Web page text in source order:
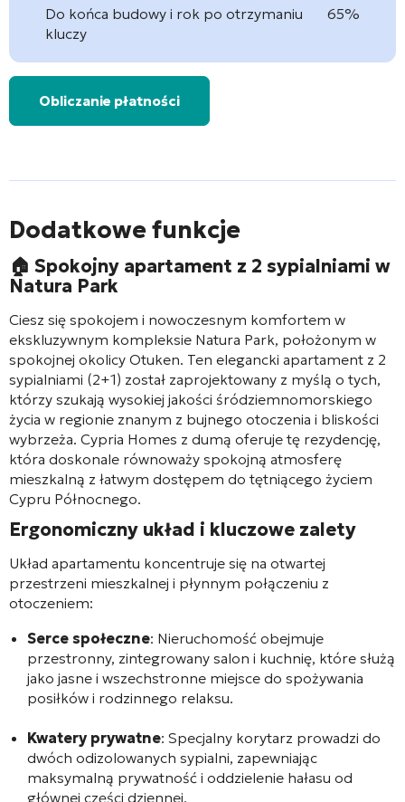
Do końca budowy i rok po otrzymaniu
kluczy
65%
Obliczanie płatności
Dodatkowe funkcje
🏠 Spokojny apartament z 2 sypialniami w
Natura Park
Ciesz się spokojem i nowoczesnym komfortem w
ekskluzywnym kompleksie Natura Park, położonym w
spokojnej okolicy Otuken. Ten elegancki apartament z 2
sypialniami (2+1) został zaprojektowany z myślą o tych,
którzy szukają wysokiej jakości śródziemnomorskiego
życia w regionie znanym z bujnego otoczenia i bliskości
wybrzeża. Cypria Homes z dumą oferuje tę rezydencję,
która doskonale równoważy spokojną atmosferę
mieszkalną z łatwym dostępem do tętniącego życiem
Cypru Północnego.
Ergonomiczny układ i kluczowe zalety
Układ apartamentu koncentruje się na otwartej
przestrzeni mieszkalnej i płynnym połączeniu z
otoczeniem:
Serce społeczne: Nieruchomość obejmuje
przestronny, zintegrowany salon i kuchnię, które służą
jako jasne i wszechstronne miejsce do spożywania
posiłków i rodzinnego relaksu.
Kwatery prywatne: Specjalny korytarz prowadzi do
dwóch odizolowanych sypialni, zapewniając
maksymalną prywatność i oddzielenie hałasu od
głównej części dziennej.